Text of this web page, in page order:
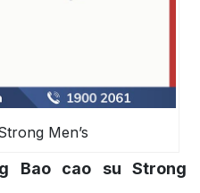
Men’s
Bao cao su Strong